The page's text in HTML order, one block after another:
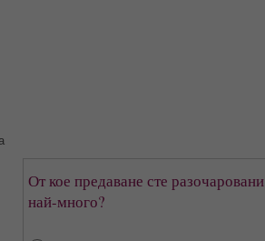
От кое предаване сте разочаровани
най-много?